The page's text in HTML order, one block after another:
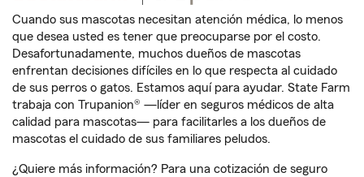
Cuando sus mascotas necesitan atención médica, lo menos
que desea usted es tener que preocuparse por el costo.
Desafortunadamente, muchos dueños de mascotas
enfrentan decisiones difíciles en lo que respecta al cuidado
de sus perros o gatos. Estamos aquí para ayudar. State Farm
trabaja con Trupanion® —líder en seguros médicos de alta
calidad para mascotas— para facilitarles a los dueños de
mascotas el cuidado de sus familiares peludos.
¿Quiere más información? Para una cotización de seguro